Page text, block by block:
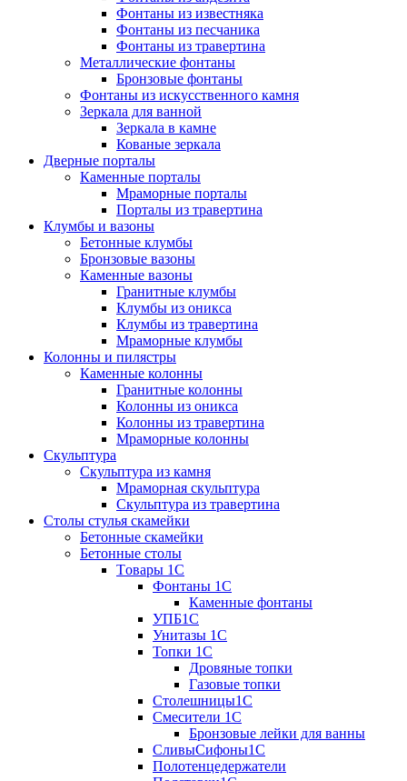
Фонтаны из известняка
Фонтаны из песчаника
Фонтаны из травертина
Металлические фонтаны
Бронзовые фонтаны
Фонтаны из искусственного камня
Зеркала для ванной
Зеркала в камне
Кованые зеркала
Дверные порталы
Каменные порталы
Мраморные порталы
Порталы из травертина
Клумбы и вазоны
Бетонные клумбы
Бронзовые вазоны
Каменные вазоны
Гранитные клумбы
Клумбы из оникса
Клумбы из травертина
Мраморные клумбы
Колонны и пилястры
Каменные колонны
Гранитные колонны
Колонны из оникса
Колонны из травертина
Мраморные колонны
Скульптура
Скульптура из камня
Мраморная скульптура
Скульптура из травертина
Столы стулья скамейки
Бетонные скамейки
Бетонные столы
Tовары 1C
Фонтаны 1C
Каменные фонтаны
УПБ1С
Унитазы 1С
Топки 1С
Дровяные топки
Газовые топки
Столешницы1С
Смесители 1С
Бронзовые лейки для ванны
СливыСифоны1С
Полотенцедержатели